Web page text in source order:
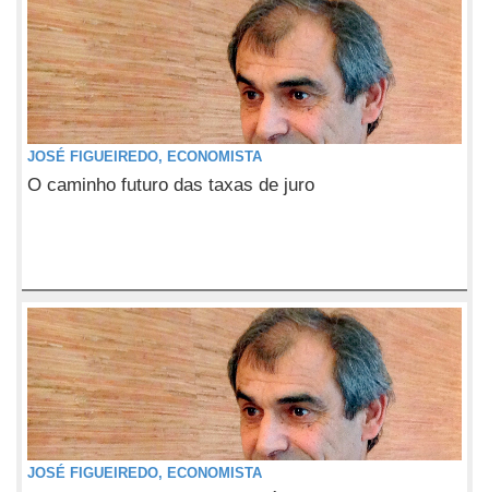
JOSÉ FIGUEIREDO, ECONOMISTA
O caminho futuro das taxas de juro
JOSÉ FIGUEIREDO, ECONOMISTA